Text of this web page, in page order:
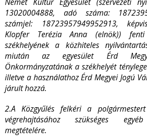
13020004888, adó száma:
számjel: 18723957949952913,
Klopfer Terézia Anna (elnök))
székhelyének a közhiteles
miután az egyesület Érd
Önkormányzatának a székhelyét
illetve a használathoz Érd Megyei Jogú
járult hozzá.
2.A Közgyűlés felkéri a
végrehajtásához szükséges
megtételére.